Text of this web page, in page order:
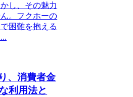
し、その魅力
。フクホーの
困難を抱える
、消費者金
利用法と